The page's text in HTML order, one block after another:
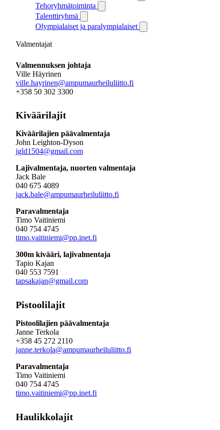
Tehoryhmätoiminta
Talenttiryhmä
Olympialaiset ja paralympialaiset
Valmentajat
Valmennuksen johtaja
Ville Häyrinen
ville.hayrinen@ampumaurheiluliitto.fi
+358 50 302 3300
Kiväärilajit
Kiväärilajien päävalmentaja
John Leighton-Dyson
jgld1504@gmail.com
Lajivalmentaja, nuorten valmentaja
Jack Bale
040 675 4089
jack.bale@ampumaurheiluliitto.fi
Paravalmentaja
Timo Vaitiniemi
040 754 4745
timo.vaitiniemi@pp.inet.fi
300m kivääri, lajivalmentaja
Tapio Kajan
040 553 7591
tapsakajan@gmail.com
Pistoolilajit
Pistoolilajien päävalmentaja
Janne Terkola
+358 45 272 2110
janne.terkola@ampumaurheiluliitto.fi
Paravalmentaja
Timo Vaitiniemi
040 754 4745
timo.vaitiniemi@pp.inet.fi
Haulikkolajit